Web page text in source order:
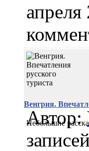
Венгрия.
Небольшие
Автор: